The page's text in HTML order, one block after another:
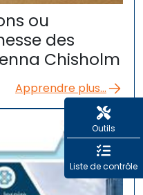
ou
des
Chisholm
Apprendre plus...
Outils
Liste de contrôle